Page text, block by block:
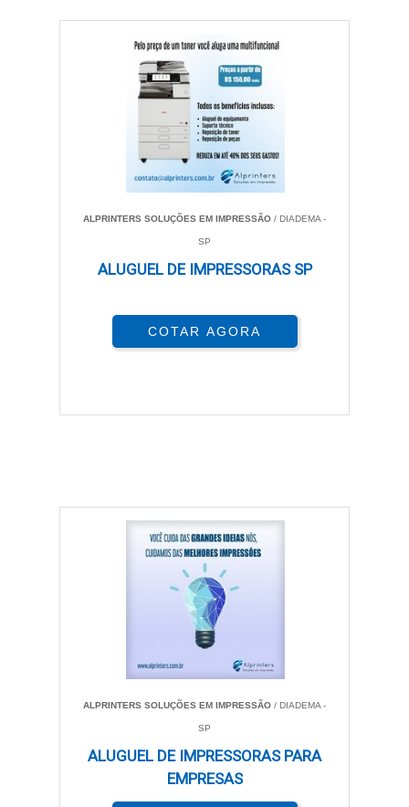
ALPRINTERS SOLUÇÕES EM IMPRESSÃO / DIADEMA -
SP
ALUGUEL DE IMPRESSORAS SP
COTAR AGORA
ALPRINTERS SOLUÇÕES EM IMPRESSÃO / DIADEMA -
SP
ALUGUEL DE IMPRESSORAS PARA
EMPRESAS